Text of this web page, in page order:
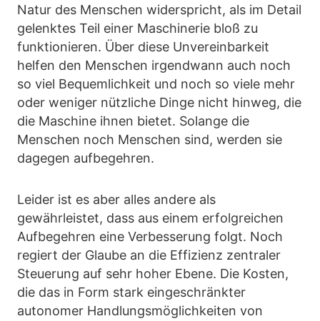
Natur des Menschen widerspricht, als im Detail
gelenktes Teil einer Maschinerie bloß zu
funktionieren. Über diese Unvereinbarkeit
helfen den Menschen irgendwann auch noch
so viel Bequemlichkeit und noch so viele mehr
oder weniger nützliche Dinge nicht hinweg, die
die Maschine ihnen bietet. Solange die
Menschen noch Menschen sind, werden sie
dagegen aufbegehren.
Leider ist es aber alles andere als
gewährleistet, dass aus einem erfolgreichen
Aufbegehren eine Verbesserung folgt. Noch
regiert der Glaube an die Effizienz zentraler
Steuerung auf sehr hoher Ebene. Die Kosten,
die das in Form stark eingeschränkter
autonomer Handlungsmöglichkeiten von